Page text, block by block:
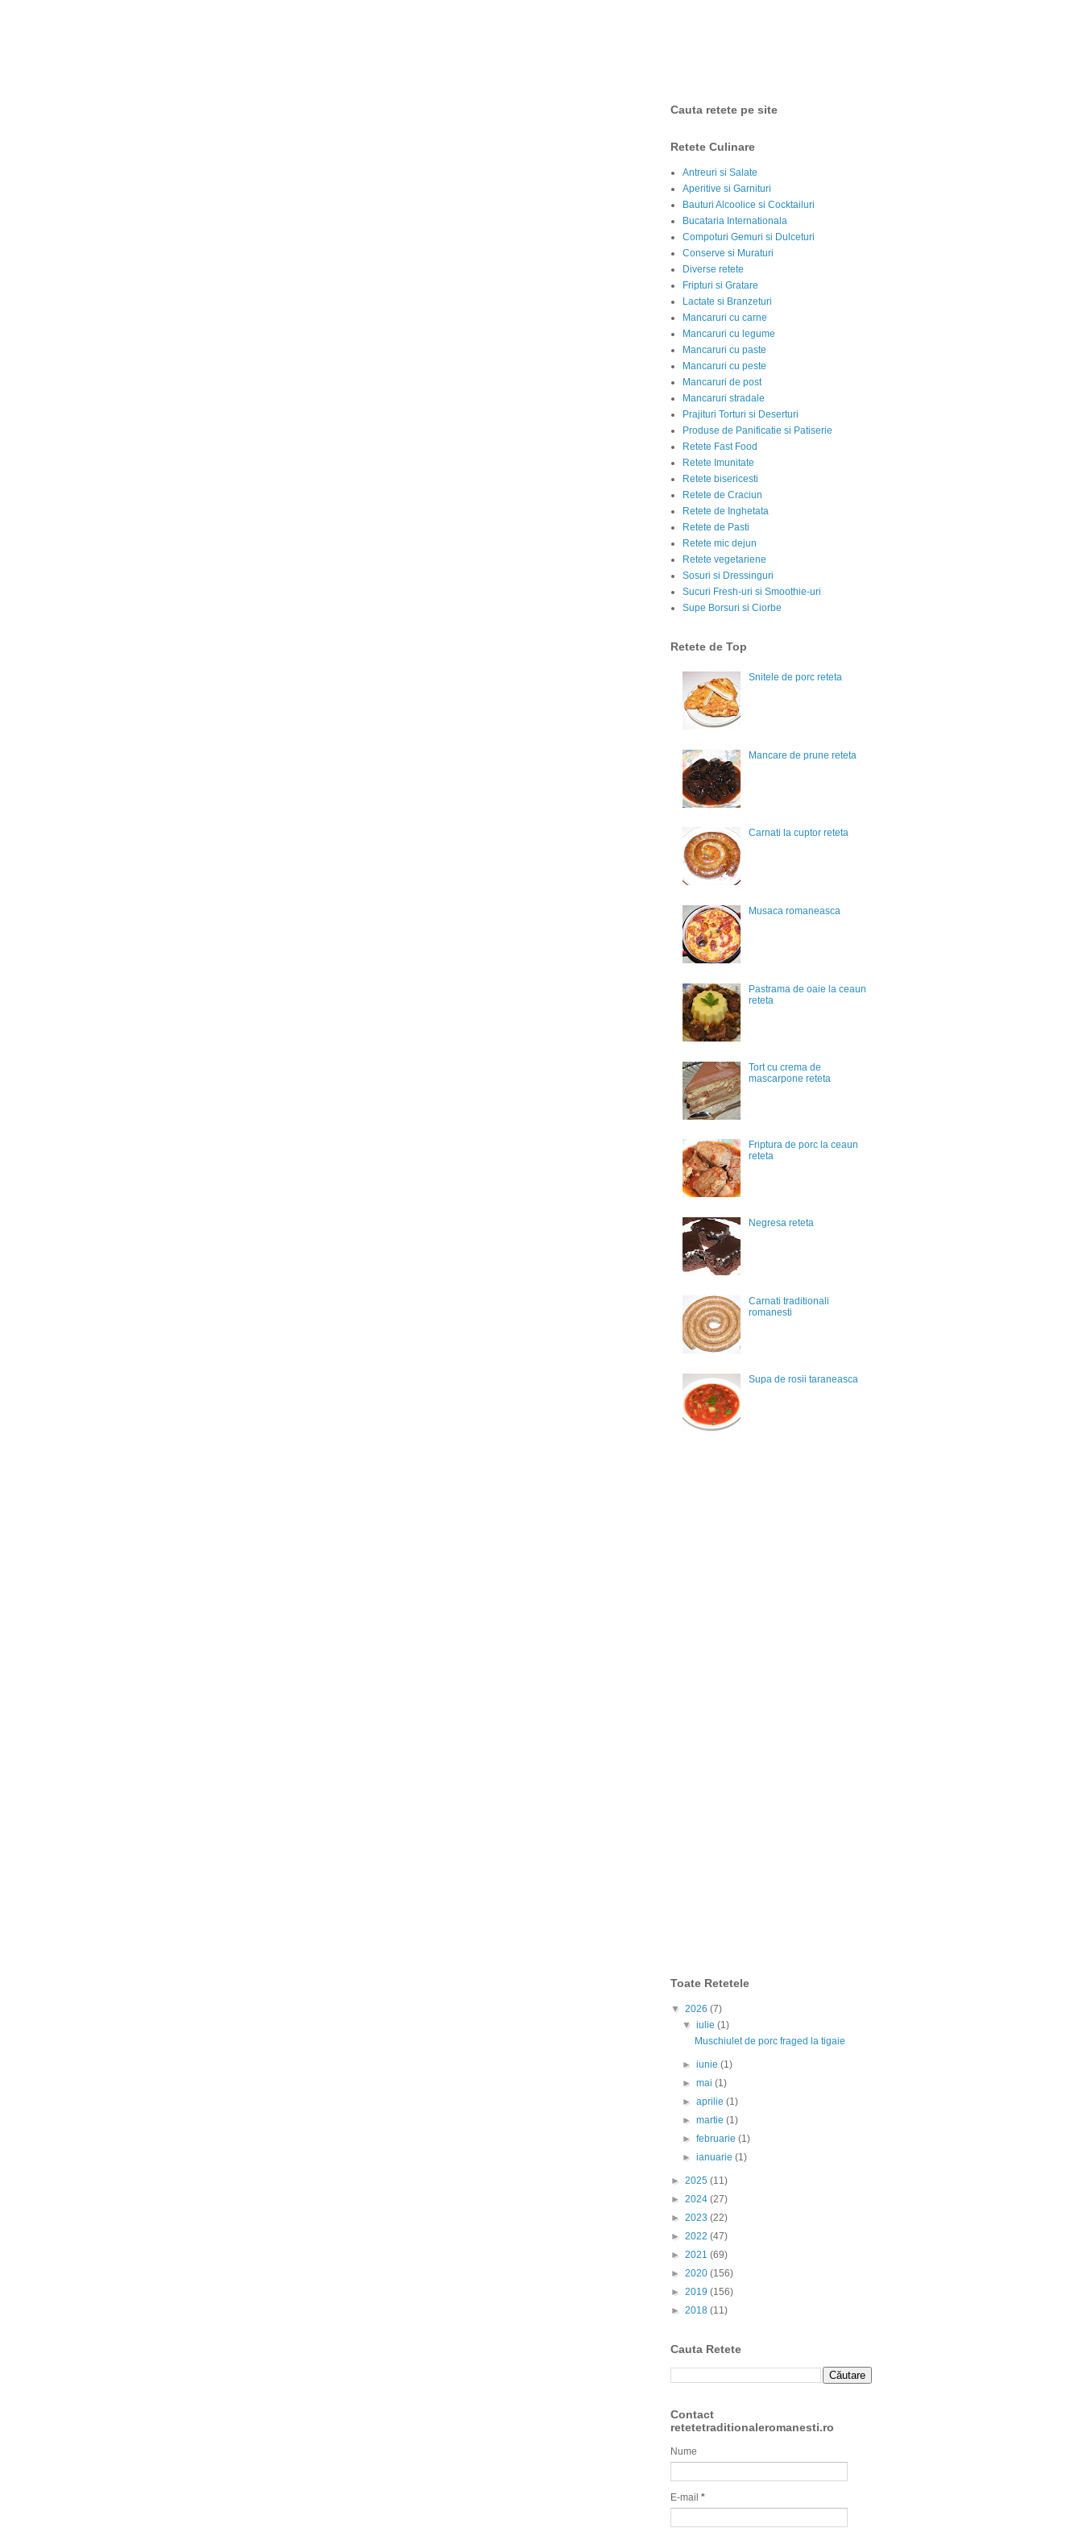
Cauta retete pe site
Retete Culinare
Antreuri si Salate
Aperitive si Garnituri
Bauturi Alcoolice si Cocktailuri
Bucataria Internationala
Compoturi Gemuri si Dulceturi
Conserve si Muraturi
Diverse retete
Fripturi si Gratare
Lactate si Branzeturi
Mancaruri cu carne
Mancaruri cu legume
Mancaruri cu paste
Mancaruri cu peste
Mancaruri de post
Mancaruri stradale
Prajituri Torturi si Deserturi
Produse de Panificatie si Patiserie
Retete Fast Food
Retete Imunitate
Retete bisericesti
Retete de Craciun
Retete de Inghetata
Retete de Pasti
Retete mic dejun
Retete vegetariene
Sosuri si Dressinguri
Sucuri Fresh-uri si Smoothie-uri
Supe Borsuri si Ciorbe
Retete de Top
Snitele de porc reteta
Mancare de prune reteta
Carnati la cuptor reteta
Musaca romaneasca
Pastrama de oaie la ceaun
reteta
Tort cu crema de
mascarpone reteta
Friptura de porc la ceaun
reteta
Negresa reteta
Carnati traditionali
romanesti
Supa de rosii taraneasca
Toate Retetele
▼ 2026 (7)
▼iulie(1)
Muschiulet de porc fraged la tigaie
►iunie(1)
►mai(1)
►aprilie(1)
►martie(1)
►februarie(1)
►ianuarie(1)
► 2025 (11)
► 2024 (27)
► 2023 (22)
► 2022 (47)
► 2021 (69)
► 2020 (156)
► 2019 (156)
► 2018 (11)
Cauta Retete
Contact
retetetraditionaleromanesti.ro
Nume
E-mail *